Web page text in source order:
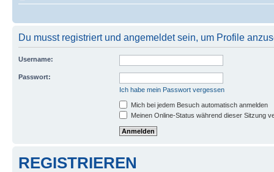
Du musst registriert und angemeldet sein, um Profile
Username:
Passwort:
Ich habe mein Passwort vergessen
Mich bei jedem Besuch automatisch anmelden
Meinen Online-Status während dieser Sitzung
REGISTRIEREN